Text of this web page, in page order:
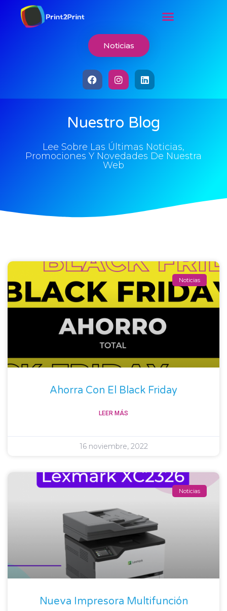
Noticias
Nuestro Blog
Lee Sobre Las Últimas Noticias,
Promociones Y Novedades De Nuestra
Web
Noticias
Ahorra Con El Black Friday
LEER MÁS
16 noviembre, 2022
Noticias
Nueva Impresora Multifunción